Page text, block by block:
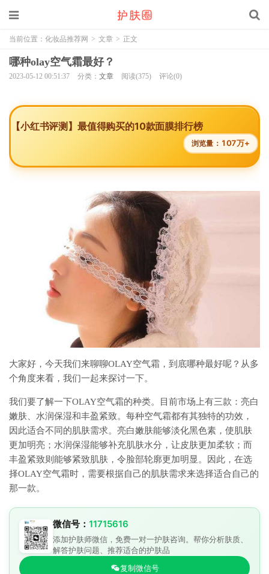
当前位置： 化妆品推荐网 > 文章 > 正文
哪种olay空气霜最好？
2023-05-12 00:51:37 分类： 文章 阅读(375) 评论(0)
【小红书评测】最值得购买的10款面膜排行榜
浏览量： 107万+
大家好，今天我们来聊聊OLAY空气霜，到底哪种最好呢？从多
个角度来看，我们一起来探讨一下。
我们要了解一下OLAY空气霜的种类。目前市场上有三款：亮白
嫩肤、水润保湿和丰盈紧致。每种空气霜都有其独特的功效，
因此适合不同的肌肤需求。亮白嫩肤能够淡化黑色素，使肌肤
更加明亮；水润保湿能够补充肌肤水分，让皮肤更加柔软；而
丰盈紧致则能够紧致肌肤，令脸部轮廓更加明显。因此，在选
择OLAY空气霜时，需要根据自己的肌肤需求来选择适合自己的
那一款。
微信号： 11715616
添加护肤师微信，免费一对一护肤咨询。帮你分析肤质、
解答护肤问题、推荐适合的护肤品
复制微信号